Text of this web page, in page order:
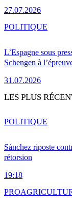
27.07.2026
L’Espagne sous
Schengen à
31.07.2026
POLITIQUE
LES PLUS
Sánchez riposte
rétorsion
19:18
POLITIQUE
PRO